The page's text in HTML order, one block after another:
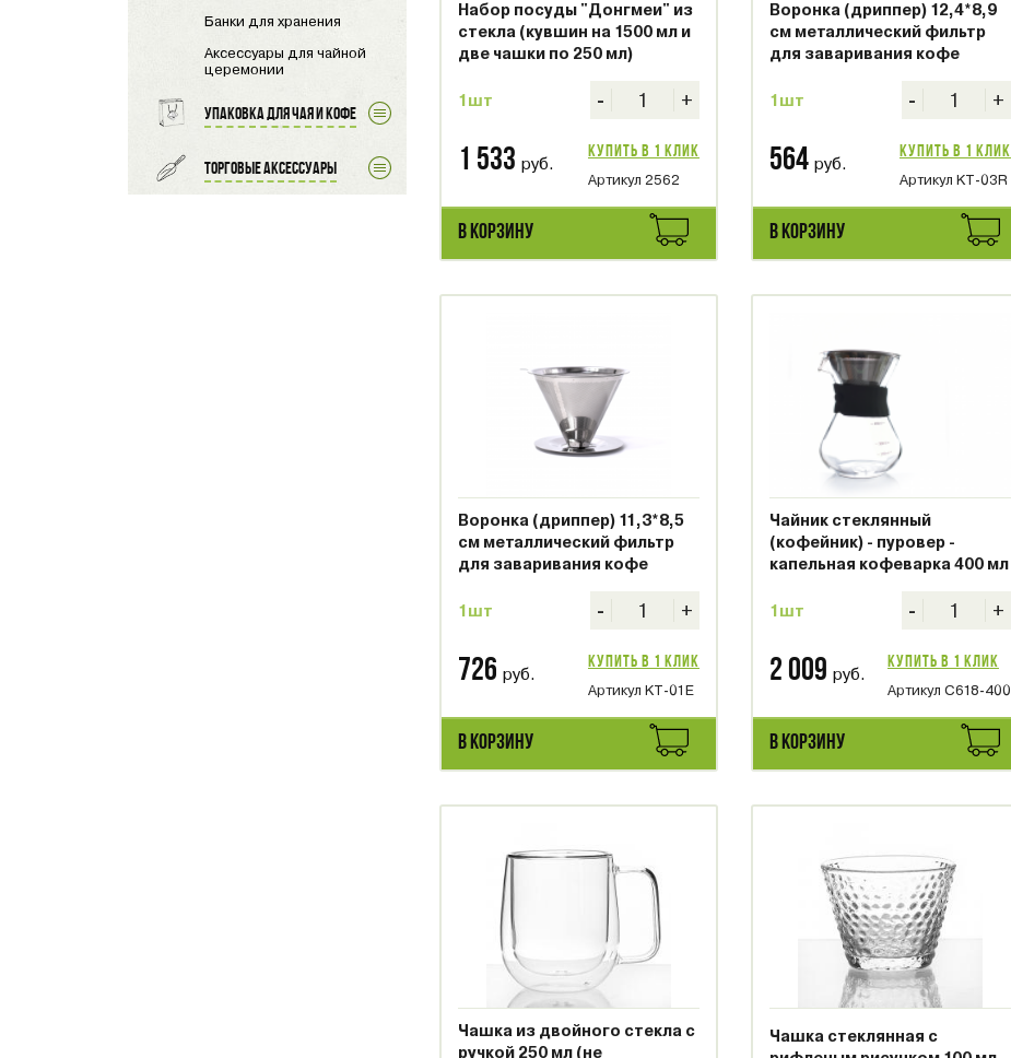
Банки для хранения
Аксессуары для чайной
церемонии
Упаковка для чая и кофе
Торговые аксессуары
Набор посуды "Донгмеи" из
стекла (кувшин на 1500 мл и
две чашки по 250 мл)
1шт - +
1 533 руб.
Купить в 1 клик
Артикул 2562
В КОРЗИНУ
Воронка (дриппер) 12,4*8,9
см металлический фильтр
для заваривания кофе
1шт - +
564 руб.
Купить в 1 клик
Артикул KT-03R
В КОРЗИНУ
Воронка (дриппер) 11,3*8,5
см металлический фильтр
для заваривания кофе
1шт - +
726 руб.
Купить в 1 клик
Артикул KT-01E
В КОРЗИНУ
Чайник стеклянный
(кофейник) - пуровер -
капельная кофеварка 400 мл
1шт - +
2 009 руб.
Купить в 1 клик
Артикул C618-400
В КОРЗИНУ
Чашка из двойного стекла с
ручкой 250 мл (не
Чашка стеклянная с